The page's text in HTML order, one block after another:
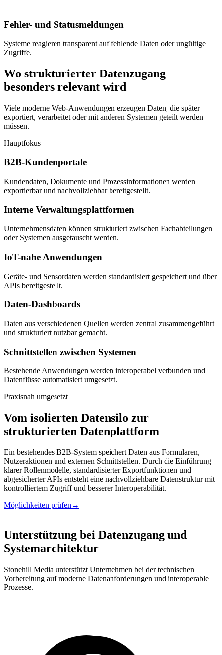
Fehler- und Statusmeldungen
Systeme reagieren transparent auf fehlende Daten oder ungültige
Zugriffe.
Wo strukturierter Datenzugang
besonders relevant wird
Viele moderne Web-Anwendungen erzeugen Daten, die später
exportiert, verarbeitet oder mit anderen Systemen geteilt werden
müssen.
Hauptfokus
B2B-Kundenportale
Kundendaten, Dokumente und Prozessinformationen werden
exportierbar und nachvollziehbar bereitgestellt.
Interne Verwaltungsplattformen
Unternehmensdaten können strukturiert zwischen Fachabteilungen
oder Systemen ausgetauscht werden.
IoT-nahe Anwendungen
Geräte- und Sensordaten werden standardisiert gespeichert und über
APIs bereitgestellt.
Daten-Dashboards
Daten aus verschiedenen Quellen werden zentral zusammengeführt
und strukturiert nutzbar gemacht.
Schnittstellen zwischen Systemen
Bestehende Anwendungen werden interoperabel verbunden und
Datenflüsse automatisiert umgesetzt.
Praxisnah umgesetzt
Vom isolierten Datensilo zur
strukturierten Datenplattform
Ein bestehendes B2B-System speichert Daten aus Formularen,
Nutzeraktionen und externen Schnittstellen. Durch die Einführung
klarer Rollenmodelle, standardisierter Exportfunktionen und
abgesicherter APIs entsteht eine nachvollziehbare Datenstruktur mit
kontrolliertem Zugriff und besserer Interoperabilität.
Möglichkeiten prüfen →
Unterstützung bei Datenzugang und
Systemarchitektur
Stonehill Media unterstützt Unternehmen bei der technischen
Vorbereitung auf moderne Datenanforderungen und interoperable
Prozesse.